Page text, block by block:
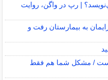
| رپ در واگن، روايت
به بیمارستان رفت و
/ مشکل شما هم فقط